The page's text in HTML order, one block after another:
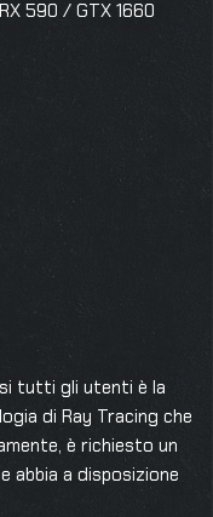
590 / GTX 1660
tutti gli utenti è la
di Ray Tracing che
è richiesto un
abbia a disposizione